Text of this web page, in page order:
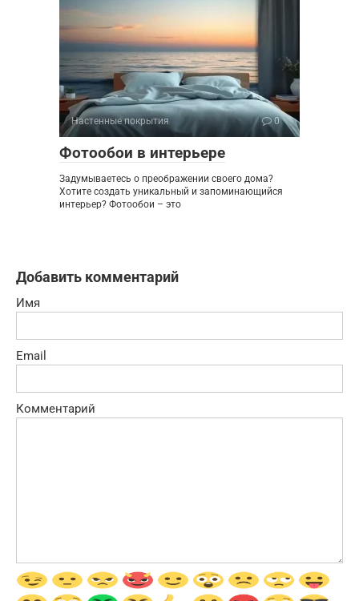
Настенные покрытия 0
Фотообои в интерьере
Задумываетесь о преображении своего дома?
Хотите создать уникальный и запоминающийся
интерьер? Фотообои – это
Добавить комментарий
Имя
Email
Комментарий